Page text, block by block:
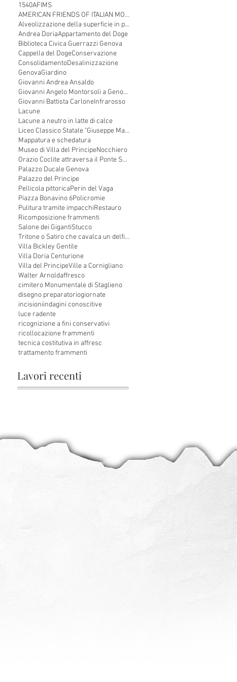
1540AFIMS
AMERICAN FRIENDS OF ITALIAN MONUMENTAL SCULPTURE
Alveolizzazione della superficie in pietra
Andrea DoriaAppartamento del Doge
Biblioteca Civica Guerrazzi Genova
Cappella del DogeConservazione
ConsolidamentoDesalinizzazione
GenovaGiardino
Giovanni Andrea Ansaldo
Giovanni Angelo Montorsoli a Genova
Giovanni Battista CarloneInfrarosso
Lacune
Lacune a neutro in latte di calce
Liceo Classico Statale "Giuseppe Mazzini"
Mappatura e schedatura
Museo di Villa del PrincipeNocchiero
Orazio Coclite attraversa il Ponte Sublicio
Palazzo Ducale Genova
Palazzo del Principe
Pellicola pittoricaPerin del Vaga
Piazza Bonavino 6Policromie
Pulitura tramite impacchiRestauro
Ricomposizione frammenti
Salone dei GigantiStucco
Tritone o Satiro che cavalca un delfino
Villa Bickley Gentile
Villa Doria Centurione
Villa del PrincipeVille a Cornigliano
Walter Arnoldaffresco
cimitero Monumentale di Staglieno
disegno preparatoriogiornate
incisioniindagini conoscitive
luce radente
ricognizione a fini conservativi
ricollocazione frammenti
tecnica costitutiva in affresc
trattamento frammenti
Lavori recenti